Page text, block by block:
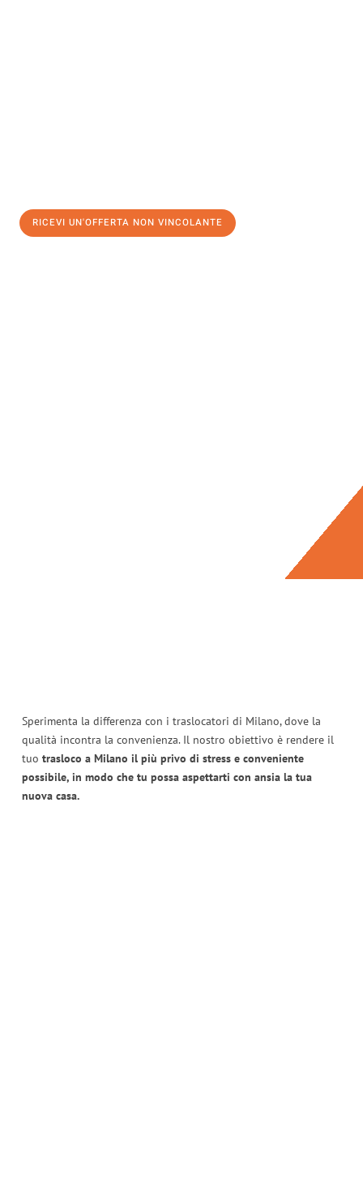
RICEVI UN'OFFERTA NON VINCOLANTE
Sperimenta la differenza con i traslocatori di Milano, dove la
qualità incontra la convenienza. Il nostro obiettivo è rendere il
tuo trasloco a Milano il più privo di stress e conveniente
possibile, in modo che tu possa aspettarti con ansia la tua
nuova casa.